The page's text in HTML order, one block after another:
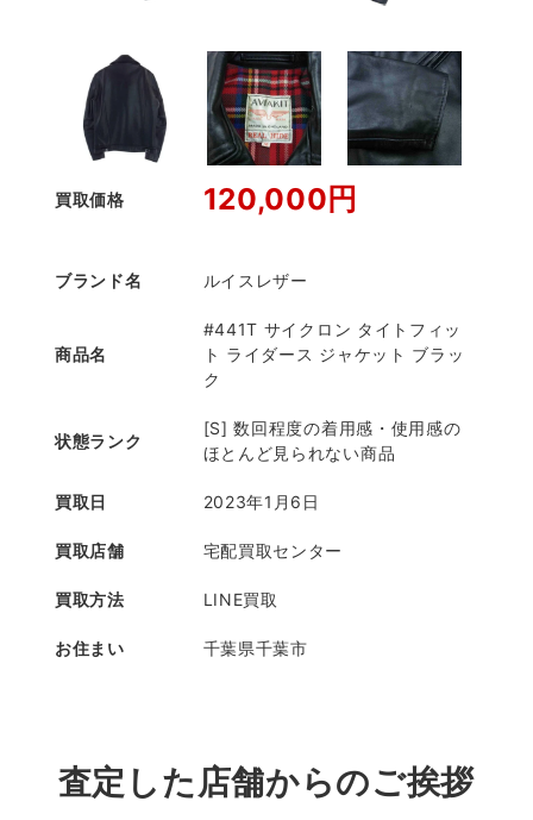
買取価格 120,000円
ブランド名 ルイスレザー
商品名
#441T サイクロン タイトフィッ
ト ライダース ジャケット ブラッ
ク
状態ランク
[S] 数回程度の着用感・使用感の
ほとんど見られない商品
買取日 2023年1月6日
買取店舗 宅配買取センター
買取方法 LINE買取
お住まい 千葉県千葉市
査定した店舗からのご挨拶